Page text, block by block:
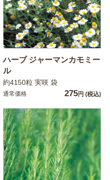
ハーブ ジャーマンカモミー
ル
約4150粒 実咲 袋
通常価格 275円 (税込)